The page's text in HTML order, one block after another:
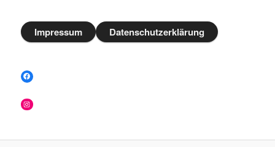
Impressum Datenschutzerklärung
Facebook
Instagram